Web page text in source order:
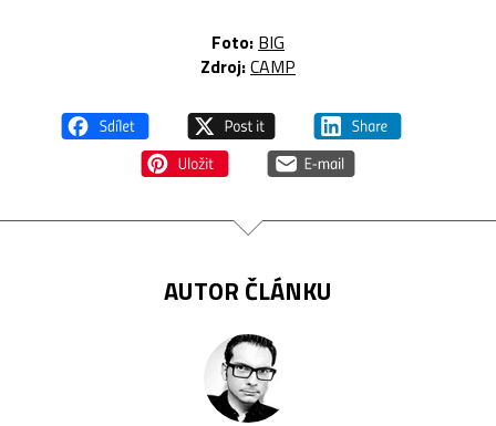
Foto: BIG
Zdroj:CAMP
AUTOR ČLÁNKU